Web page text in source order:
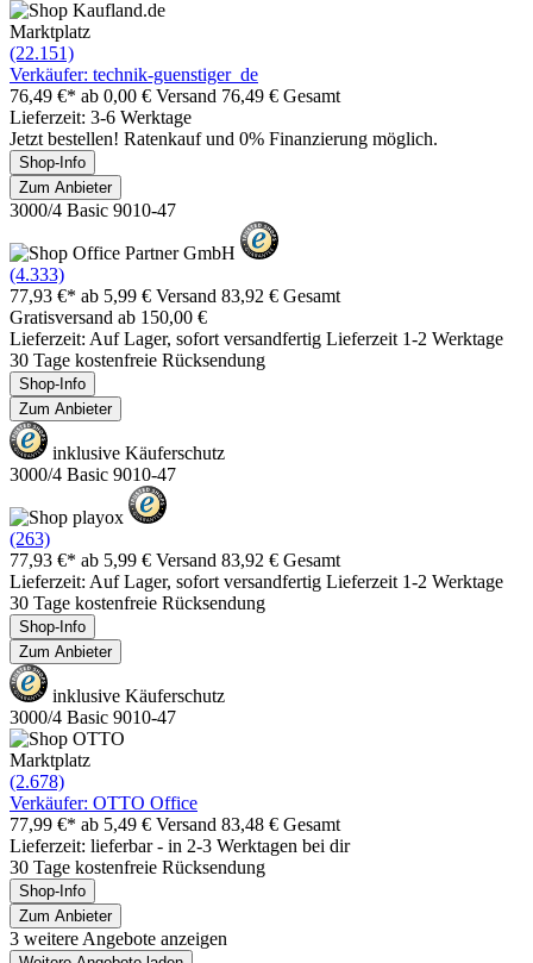
Marktplatz
(22.151)
Verkäufer: technik-guenstiger_de
76,49 €* ab 0,00 € Versand 76,49 € Gesamt
Lieferzeit: 3-6 Werktage
Jetzt bestellen! Ratenkauf und 0% Finanzierung möglich.
Shop-Info
Zum Anbieter
3000/4 Basic 9010-47
(4.333)
77,93 €* ab 5,99 € Versand 83,92 € Gesamt
Gratisversand ab 150,00 €
Lieferzeit: Auf Lager, sofort versandfertig Lieferzeit 1-2 Werktage
30 Tage kostenfreie Rücksendung
Shop-Info
Zum Anbieter
inklusive Käuferschutz
3000/4 Basic 9010-47
(263)
77,93 €* ab 5,99 € Versand 83,92 € Gesamt
Lieferzeit: Auf Lager, sofort versandfertig Lieferzeit 1-2 Werktage
30 Tage kostenfreie Rücksendung
Shop-Info
Zum Anbieter
inklusive Käuferschutz
3000/4 Basic 9010-47
Marktplatz
(2.678)
Verkäufer: OTTO Office
77,99 €* ab 5,49 € Versand 83,48 € Gesamt
Lieferzeit: lieferbar - in 2-3 Werktagen bei dir
30 Tage kostenfreie Rücksendung
Shop-Info
Zum Anbieter
3 weitere Angebote anzeigen